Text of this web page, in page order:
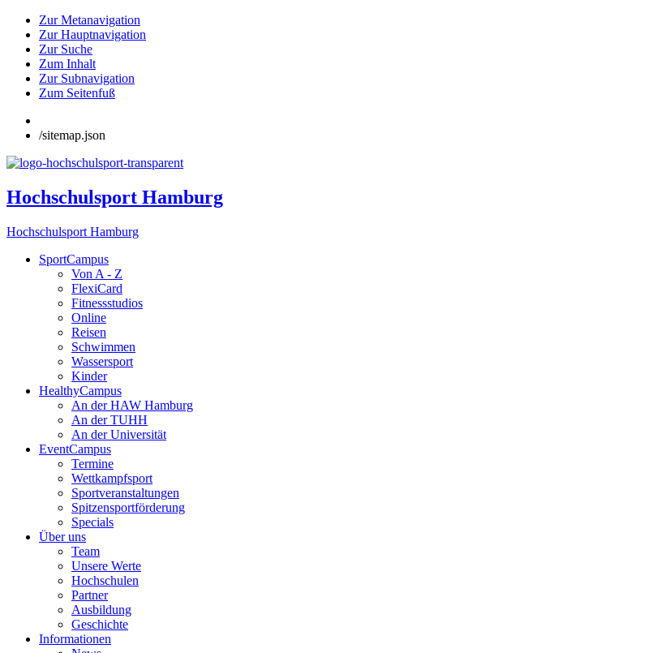
Zur Metanavigation
Zur Hauptnavigation
Zur Suche
Zum Inhalt
Zur Subnavigation
Zum Seitenfuß
/sitemap.json
Hochschulsport Hamburg
Hochschulsport Hamburg
SportCampus
Von A - Z
FlexiCard
Fitnessstudios
Online
Reisen
Schwimmen
Wassersport
Kinder
HealthyCampus
An der HAW Hamburg
An der TUHH
An der Universität
EventCampus
Termine
Wettkampfsport
Sportveranstaltungen
Spitzensportförderung
Specials
Über uns
Team
Unsere Werte
Hochschulen
Partner
Ausbildung
Geschichte
Informationen